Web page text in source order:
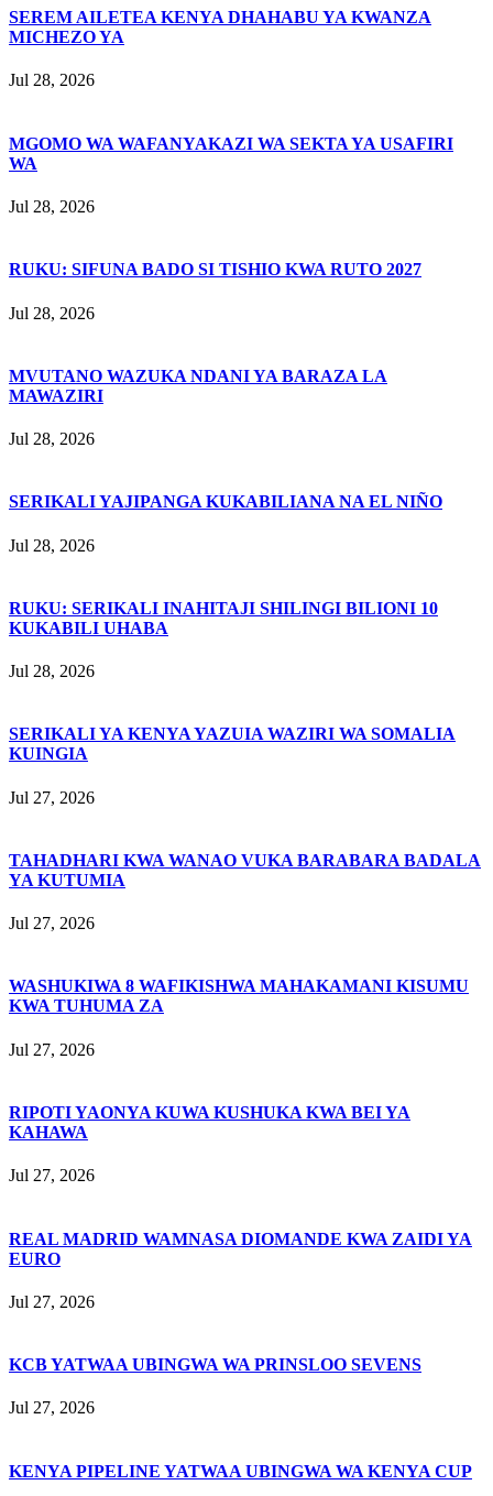
SEREM AILETEA KENYA DHAHABU YA KWANZA
MICHEZO YA
Jul 28, 2026
MGOMO WA WAFANYAKAZI WA SEKTA YA USAFIRI
WA
Jul 28, 2026
RUKU: SIFUNA BADO SI TISHIO KWA RUTO 2027
Jul 28, 2026
MVUTANO WAZUKA NDANI YA BARAZA LA
MAWAZIRI
Jul 28, 2026
SERIKALI YAJIPANGA KUKABILIANA NA EL NIÑO
Jul 28, 2026
RUKU: SERIKALI INAHITAJI SHILINGI BILIONI 10
KUKABILI UHABA
Jul 28, 2026
SERIKALI YA KENYA YAZUIA WAZIRI WA SOMALIA
KUINGIA
Jul 27, 2026
TAHADHARI KWA WANAO VUKA BARABARA BADALA
YA KUTUMIA
Jul 27, 2026
WASHUKIWA 8 WAFIKISHWA MAHAKAMANI KISUMU
KWA TUHUMA ZA
Jul 27, 2026
RIPOTI YAONYA KUWA KUSHUKA KWA BEI YA
KAHAWA
Jul 27, 2026
REAL MADRID WAMNASA DIOMANDE KWA ZAIDI YA
EURO
Jul 27, 2026
KCB YATWAA UBINGWA WA PRINSLOO SEVENS
Jul 27, 2026
KENYA PIPELINE YATWAA UBINGWA WA KENYA CUP